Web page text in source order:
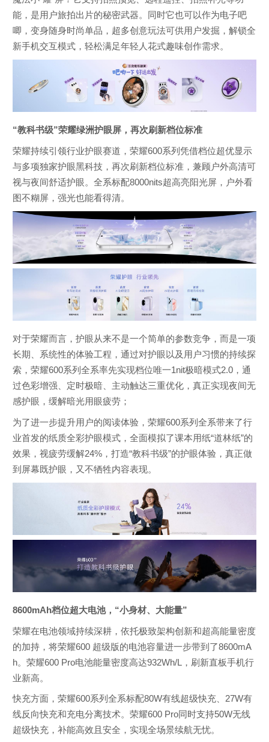
能，是用户旅拍出片的秘密武器。同时它也可以作为电子吧
唧，变身随身时尚单品，超多创意玩法可供用户发掘，解锁全
新手机交互模式，轻松满足年轻人花式趣味创作需求。
“教科书级”荣耀绿洲护眼屏，再次刷新档位标准
荣耀持续引领行业护眼赛道，荣耀600系列凭借档位超优显示
与多项独家护眼黑科技，再次刷新档位标准，兼顾户外高清可
视与夜间舒适护眼。全系标配8000nits超高亮阳光屏，户外看
图不糊屏，强光也能看得清。
对于荣耀而言，护眼从来不是一个简单的参数竞争，而是一项
长期、系统性的体验工程，通过对护眼以及用户习惯的持续探
索，荣耀600系列全系率先实现档位唯一1nit极暗模式2.0，通
过色彩增强、定时极暗、主动触达三重优化，真正实现夜间无
感护眼，缓解暗光用眼疲劳；
为了进一步提升用户的阅读体验，荣耀600系列全系带来了行
业首发的纸质全彩护眼模式，全面模拟了课本用纸“道林纸”的
效果，视疲劳缓解24%，打造“教科书级”的护眼体验，真正做
到屏幕既护眼，又不牺牲内容表现。
8600mAh档位超大电池，“小身材、大能量”
荣耀在电池领域持续深耕，依托极致架构创新和超高能量密度
的加持，将荣耀600 超级版的电池容量进一步带到了8600mA
h。荣耀600 Pro电池能量密度高达932Wh/L，刷新直板手机行
业新高。
快充方面，荣耀600系列全系标配80W有线超级快充、27W有
线反向快充和充电分离技术。荣耀600 Pro同时支持50W无线
超级快充，补能高效且安全，实现全场景续航无忧。